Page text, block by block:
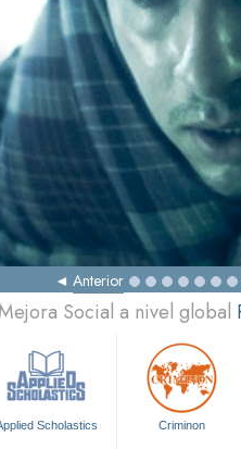
Anterior
Social a nivel global
Scholastics Criminon